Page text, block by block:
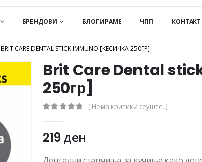
БРЕНДОВИ БЛОГИРАМЕ ЧПП КОНТАКТ
BRIT CARE DENTAL STICK IMMUNO [КЕСИЧКА 250ГР]
Brit Care Dental
250гр]
( Нема критики сеуште. )
219 ден